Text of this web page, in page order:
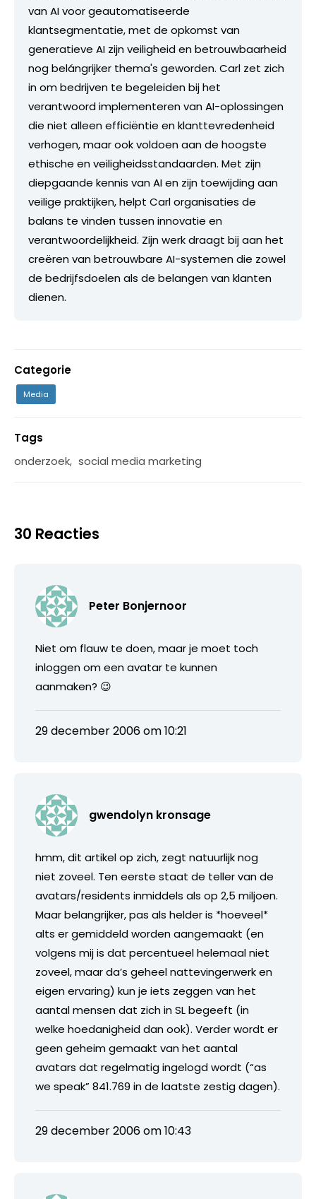
van AI voor geautomatiseerde
klantsegmentatie, met de opkomst van
generatieve AI zijn veiligheid en betrouwbaarheid
nog belángrijker thema's geworden. Carl zet zich
in om bedrijven te begeleiden bij het
verantwoord implementeren van AI-oplossingen
die niet alleen efficiëntie en klanttevredenheid
verhogen, maar ook voldoen aan de hoogste
ethische en veiligheidsstandaarden. Met zijn
diepgaande kennis van AI en zijn toewijding aan
veilige praktijken, helpt Carl organisaties de
balans te vinden tussen innovatie en
verantwoordelijkheid. Zijn werk draagt bij aan het
creëren van betrouwbare AI-systemen die zowel
de bedrijfsdoelen als de belangen van klanten
dienen.
Categorie
Media
Tags
onderzoek, social media marketing
30 Reacties
Peter Bonjernoor
Niet om flauw te doen, maar je moet toch
inloggen om een avatar te kunnen
aanmaken? 😉
29 december 2006 om 10:21
gwendolyn kronsage
hmm, dit artikel op zich, zegt natuurlijk nog
niet zoveel. Ten eerste staat de teller van de
avatars/residents inmiddels als op 2,5 miljoen.
Maar belangrijker, pas als helder is *hoeveel*
alts er gemiddeld worden aangemaakt (en
volgens mij is dat percentueel helemaal niet
zoveel, maar da’s geheel nattevingerwerk en
eigen ervaring) kun je iets zeggen van het
aantal mensen dat zich in SL begeeft (in
welke hoedanigheid dan ook). Verder wordt er
geen geheim gemaakt van het aantal
avatars dat regelmatig ingelogd wordt (“as
we speak” 841.769 in de laatste zestig dagen).
29 december 2006 om 10:43